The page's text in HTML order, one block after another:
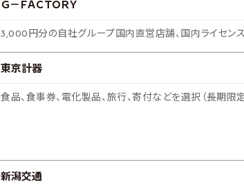
Ｇ－ＦＡＣＴＯＲＹ
3,000円分の自社グループ国内直営店舗、国内ライセン
東京計器
食品、食事券、電化製品、旅行、寄付などを選択（長期限定
新潟交通